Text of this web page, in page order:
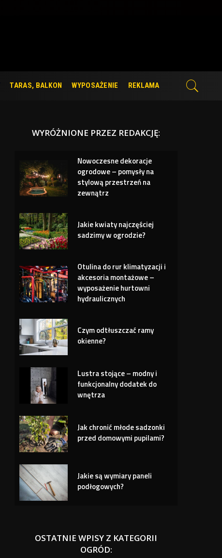
TARAS, BALKON WYPOSAŻENIE REKLAMA
WYRÓŻNIONE PRZEZ REDAKCJĘ:
Nowoczesne dekoracje
ogrodowe – pomysły na
stylową przestrzeń na
zewnątrz
Jakie kwiaty najczęściej
sadzimy w ogrodzie?
Otulina do rur klimatyzacji i
akcesoria montażowe –
wyposażenie hurtowni
hydraulicznych
Czym odtłuszczać ramy
okienne?
Lustra stojące – modny i
funkcjonalny dodatek do
wnętrza
Jak chronić młode sadzonki
przed domowymi pupilami?
Jakie są wymiary paneli
podłogowych?
OSTATNIE WPISY Z KATEGORII
OGRÓD: